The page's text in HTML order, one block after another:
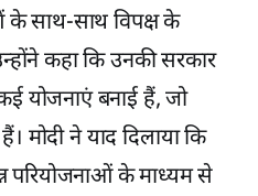
साथ-साथ विपक्ष के
कहा कि उनकी सरकार
योजनाएं बनाई हैं, जो
मोदी ने याद दिलाया कि
परियोजनाओं के माध्यम से